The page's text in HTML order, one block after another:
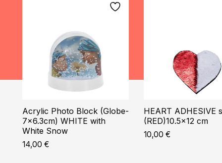
Acrylic Photo Block (Globe-
7×6.3cm) WHITE with
White Snow
14,00 €
HEART ADHESIVE
(RED)10.5×12 cm
10,00 €